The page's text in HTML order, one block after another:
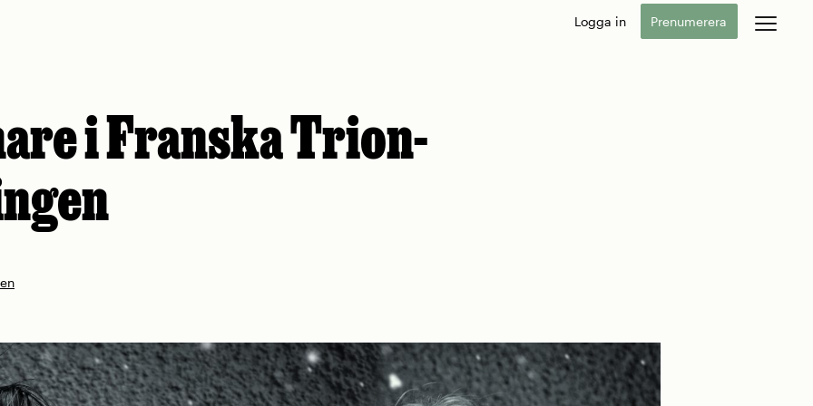
Logga in Prenumerera
i Franska Trion-